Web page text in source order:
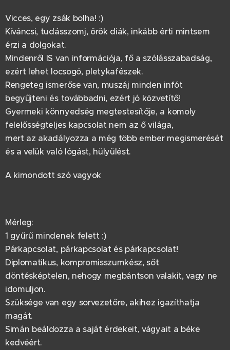
Vicces, egy zsák bolha! :)
Kíváncsi, tudásszomj, örök diák, inkább érti mintsem
érzi a dolgokat.
Mindenről IS van információja, fő a szólásszabadság,
ezért lehet locsogó, pletykafészek.
Rengeteg ismerőse van, muszáj minden infót
begyűjteni és továbbadni, ezért jó közvetítő!
Gyermeki könnyedség megtestesítője, a komoly
felelősségteljes kapcsolat nem az ő világa,
mert az akadályozza a még több ember megismerését
és a velük való lógást, hülyülést.
A kimondott szó vagyok
Mérleg:
1 gyűrű mindenek felett :)
Párkapcsolat, párkapcsolat és párkapcsolat!
Diplomatikus, kompromisszumkész, sőt
döntésképtelen, nehogy megbántson valakit, vagy ne
idomuljon.
Szüksége van egy sorvezetőre, akihez igazíthatja
magát.
Simán beáldozza a saját érdekeit, vágyait a béke
kedvéért.